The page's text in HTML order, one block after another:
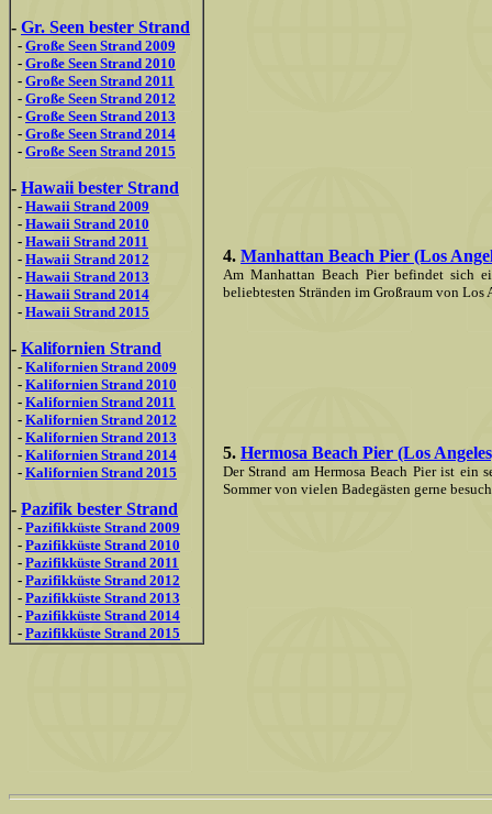
- Gr. Seen bester Strand
- Große Seen Strand 2009
- Große Seen Strand 2010
- Große Seen Strand 2011
- Große Seen Strand 2012
- Große Seen Strand 2013
- Große Seen Strand 2014
- Große Seen Strand 2015
- Hawaii bester Strand
- Hawaii Strand 2009
- Hawaii Strand 2010
- Hawaii Strand 2011
- Hawaii Strand 2012
- Hawaii Strand 2013
- Hawaii Strand 2014
- Hawaii Strand 2015
- Kalifornien Strand
- Kalifornien Strand 2009
- Kalifornien Strand 2010
- Kalifornien Strand 2011
- Kalifornien Strand 2012
- Kalifornien Strand 2013
- Kalifornien Strand 2014
- Kalifornien Strand 2015
- Pazifik bester Strand
- Pazifikküste Strand 2009
- Pazifikküste Strand 2010
- Pazifikküste Strand 2011
- Pazifikküste Strand 2012
- Pazifikküste Strand 2013
- Pazifikküste Strand 2014
- Pazifikküste Strand 2015
4. Manhattan Beach Pier (Los
Am Manhattan Beach Pier befindet sich
beliebtesten Stränden im Großraum von Los
5. Hermosa Beach Pier (Los
Der Strand am Hermosa Beach Pier ist ein
Sommer von vielen Badegästen gerne